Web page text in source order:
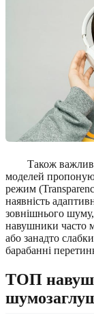
Також
моделей
режим
наявність
зовнішнього
навушники часто
або занадто
барабанні
ТОП